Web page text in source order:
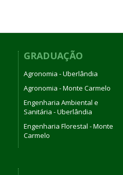
GRADUAÇÃO
Agronomia - Uberlândia
Agronomia - Monte Carmelo
Engenharia Ambiental e
Sanitária - Uberlândia
Engenharia Florestal - Monte
Carmelo